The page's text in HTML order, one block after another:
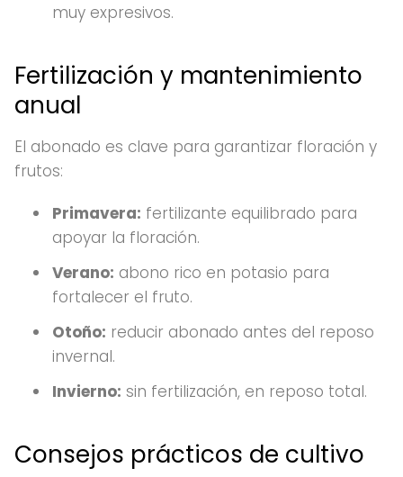
muy expresivos.
Fertilización y mantenimiento
anual
El abonado es clave para garantizar floración y
frutos:
Primavera: fertilizante equilibrado para
apoyar la floración.
Verano: abono rico en potasio para
fortalecer el fruto.
Otoño: reducir abonado antes del reposo
invernal.
Invierno: sin fertilización, en reposo total.
Consejos prácticos de cultivo